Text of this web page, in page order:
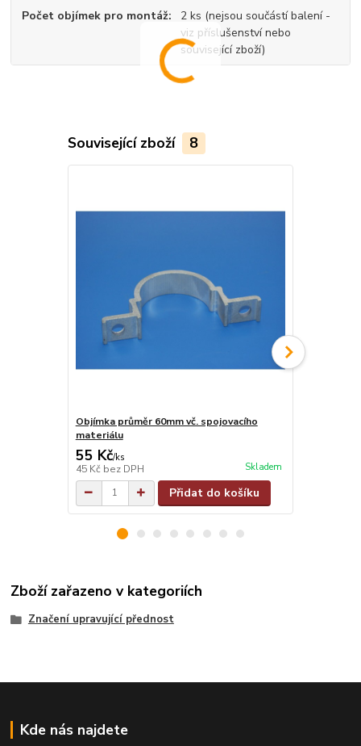
Počet objímek pro montáž
2 ks (nejsou součástí balení -
viz příslušenství nebo
související zboží)
Související zboží 8
Objímka průměr 60mm vč. spojovacího
materiálu
55 Kč/ks
45 Kč bez DPH Skladem
Přidat do košíku
Zboží zařazeno v kategoriích
Značení upravující přednost
Kde nás najdete